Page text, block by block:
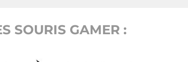
SOURIS GAMER :